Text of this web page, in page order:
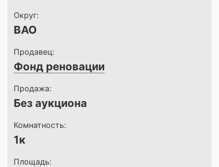
Округ:
ВАО
Продавец:
Фонд реновации
Продажа:
Без аукциона
Комнатность:
1к
Площадь: